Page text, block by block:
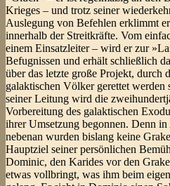
Krieges – und trotz seiner
Auslegung von Befehlen erklimmt
innerhalb der Streitkräfte. Vom
einem Einsatzleiter – wird er zur
Befugnissen und erhält schließlich
über das letzte große Projekt, durch
galaktischen Völker gerettet werden
seiner Leitung wird die
Vorbereitung des galaktischen
ihrer Umsetzung begonnen. Denn in
nebenan wurden bislang keine
Hauptziel seiner persönlichen
Dominic, den Karides vor den
etwas vollbringt, was ihm beim